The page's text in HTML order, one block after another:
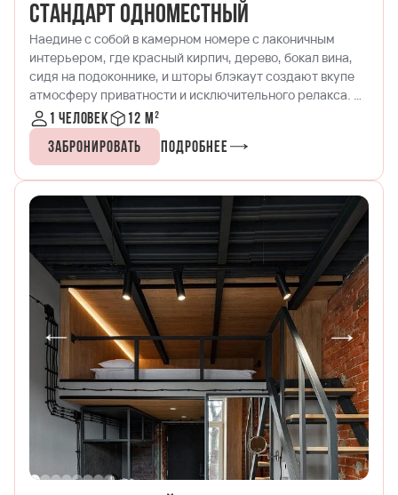
Стандарт одноместный
Наедине с собой в камерном номере с лаконичным
интерьером, где красный кирпич, дерево, бокал вина,
сидя на подоконнике, и шторы блэкаут создают вкупе
атмосферу приватности и исключительного релакса. В
номере есть ванная комната с душевой, кухонная зона
с микроволновой печью, чайником и набором посуды.
1 человек
12 м²
Забронировать
Подробнее